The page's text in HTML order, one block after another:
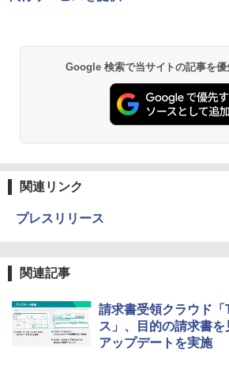
Google 検索で当サイトの記事を優
関連リンク
プレスリリース
関連記事
請求書受領クラウド「
ス」、目的の請求書
アップデートを実施